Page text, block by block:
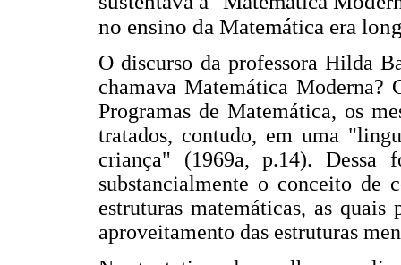
no ensino da Matemática era
O discurso da professora Hilda
chamava Matemática Moderna?
Programas de Matemática, os
tratados, contudo, em uma
criança" (1969a, p.14). Dessa
substancialmente o conceito de
estruturas matemáticas, as
aproveitamento das estruturas